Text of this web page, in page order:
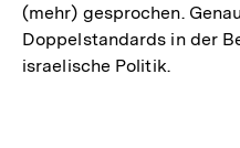
Link:
(mehr) gesprochen.
Doppelstandards in der
israelische Politik.